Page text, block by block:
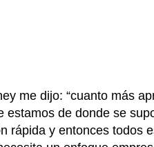
me dijo: “cuanto más
estamos de donde se
rápida y entonces todos